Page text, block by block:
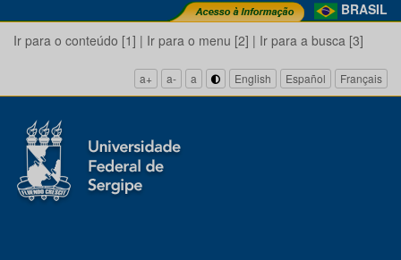
BRASIL
Ir para o conteúdo [1] | Ir para o menu [2] | Ir para a busca [3]
a+ a- a English Español Français